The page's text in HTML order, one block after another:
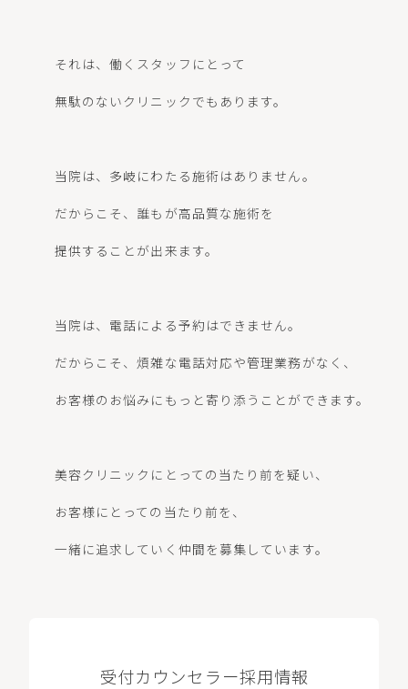
それは、働くスタッフにとって
無駄のないクリニックでもあります。
当院は、多岐にわたる施術はありません。
だからこそ、誰もが高品質な施術を
提供することが出来ます。
当院は、電話による予約はできません。
だからこそ、煩雑な電話対応や管理業務がなく、
お客様のお悩みにもっと寄り添うことができます。
美容クリニックにとっての当たり前を疑い、
お客様にとっての当たり前を、
一緒に追求していく仲間を募集しています。
受付カウンセラー採用情報